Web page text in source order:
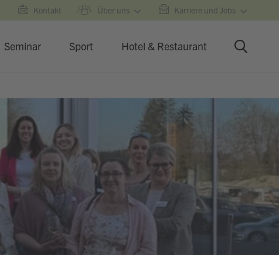
Kontakt Über uns Karriere und Jobs
Seminar Sport Hotel & Restaurant